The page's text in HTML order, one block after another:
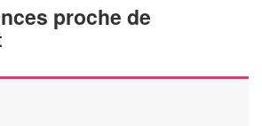
proche de